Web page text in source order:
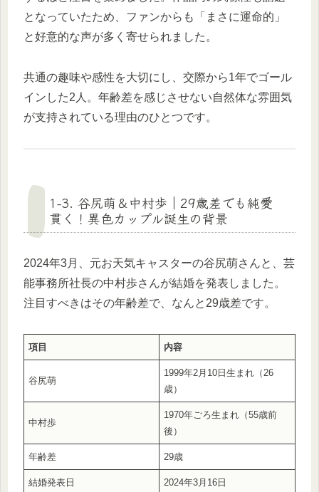
となっていたため、ファンからも「まさに運命的」
と好意的な声が多く寄せられました。
共通の趣味や感性を大切にし、交際から1年でゴール
インした2人。年齢差を感じさせない自然体な雰囲気
が支持されている理由のひとつです。
1-3. 谷尻萌＆中村歩｜29歳差でも純愛
貫く！異色カップル誕生の背景
2024年3月、元お天気キャスターの谷尻萌さんと、芸
能事務所社長の中村歩さんが結婚を発表しました。
注目すべきはその年齢差で、なんと29歳差です。
項目 内容
谷尻萌
1999年2月10日生まれ（26
歳）
中村歩
1970年ごろ生まれ（55歳前
後）
年齢差 29歳
結婚発表日 2024年3月16日